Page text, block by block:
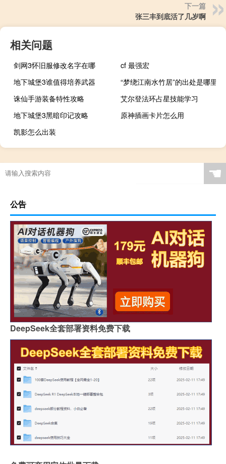
下一篇
张三丰到底活了几岁啊
相关问题
剑网3怀旧服修改名字在哪
cf 最强宏
地下城堡3谁值得培养武器
“梦绕江南水竹居”的出处是哪里
诛仙手游装备特性攻略
艾尔登法环占星技能学习
地下城堡3黑暗印记攻略
原神插画卡片怎么用
凯影怎么出装
☚
公告
DeepSeek全套部署资料免费下载